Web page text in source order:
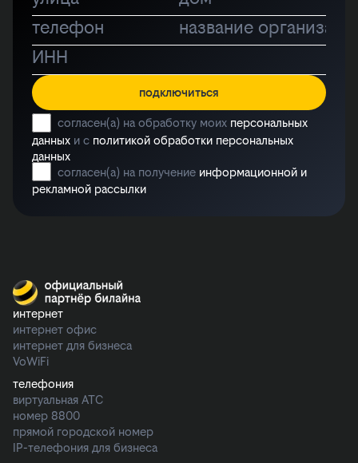
подключиться
согласен(а) на обработку моих персональных
данных и с политикой обработки персональных
данных
согласен(а) на получение информационной и
рекламной рассылки
интернет
интернет офис
интернет для бизнеса
VoWiFi
телефония
виртуальная АТС
номер 8800
прямой городской номер
IP-телефония для бизнеса